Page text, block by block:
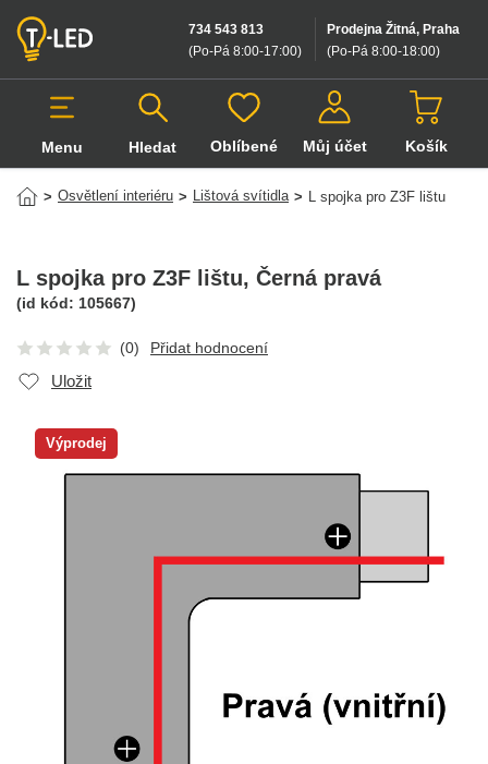
Prodejna Žitná, Praha
(Po-Pá 8:00-18:00)
734 543 813
(Po-Pá 8:00-17:00)
Menu Hledat
Hledat v produktech
Oblíbené Můj účet Košík
> Osvětlení interiéru > Lištová svítidla > L spojka pro Z3F lištu
Výprodej
L spojka pro Z3F lištu, Černá pravá
(id kód: 105667)
(0) Přidat hodnocení
Uložit